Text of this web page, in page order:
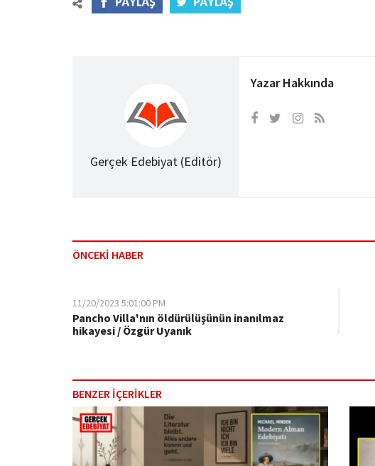
Gerçek Edebiyat (Editör)
Yazar Hakkında
ÖNCEKİ HABER
11/20/2023 5:01:00 PM
Pancho Villa'nın öldürülüşünün inanılmaz
hikayesi / Özgür Uyanık
BENZER İÇERİKLER